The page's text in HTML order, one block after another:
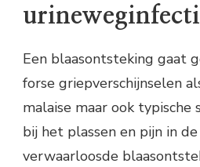
Een blaasontsteking gaat
forse griepverschijnselen
malaise maar ook typische
bij het plassen en pijn in
verwaarloosde